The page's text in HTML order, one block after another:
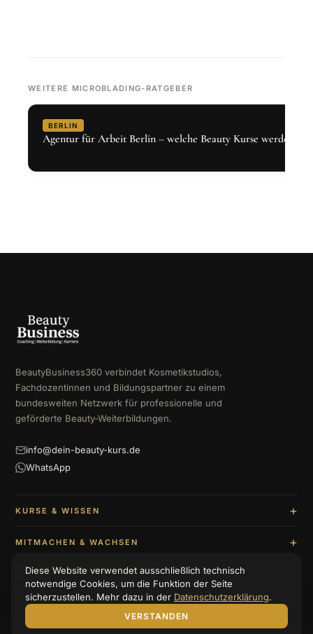
WEITERE MICROBLADING-RATGEBER
BERLIN
Agentur für Arbeit Berlin – welche Beauty Kurse werden
BeautyBusiness360 verbindet Kosmetikstudios,
Fachdozentinnen und Bildungspartner zu einem
bundesweiten Netzwerk für professionelle und
geförderte Beauty-Weiterbildungen.
info@dein-beauty-kurs.de
WhatsApp
KURSE & WISSEN
MITMACHEN & WACHSEN
UNTERNEHMEN & BERATUNG
© 2026 BeautyBusiness360ImpressumDatenschutzerklärung
Diese Website verwendet ausschließlich technisch
notwendige Cookies, um die Funktion der Seite
sicherzustellen. Mehr dazu in der Datenschutzerklärung.
VERSTANDEN